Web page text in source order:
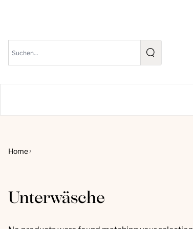
Home
Unterwäsche